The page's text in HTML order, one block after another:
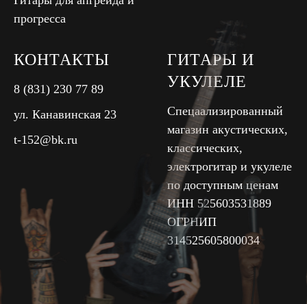
прогресса
КОНТАКТЫ
8 (831) 230 77 89
ул. Канавинская 23
t-152@bk.ru
ГИТАРЫ И
УКУЛЕЛЕ
Спецаализированный
магазин акустических,
классических,
электрогитар и укулеле
по доступным ценам
ИНН 525603531889
ОГРНИП
314525605800034